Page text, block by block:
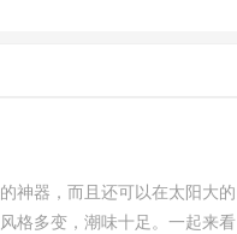
神器，而且还可以在太阳大的
格多变，潮味十足。一起来看